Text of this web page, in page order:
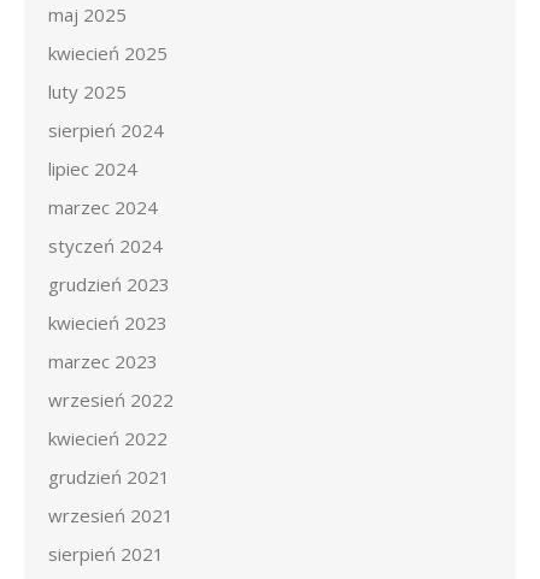
maj 2025
kwiecień 2025
luty 2025
sierpień 2024
lipiec 2024
marzec 2024
styczeń 2024
grudzień 2023
kwiecień 2023
marzec 2023
wrzesień 2022
kwiecień 2022
grudzień 2021
wrzesień 2021
sierpień 2021